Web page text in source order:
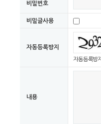
비밀번호
비밀글사용
자동등록방지
자동등록방
내용